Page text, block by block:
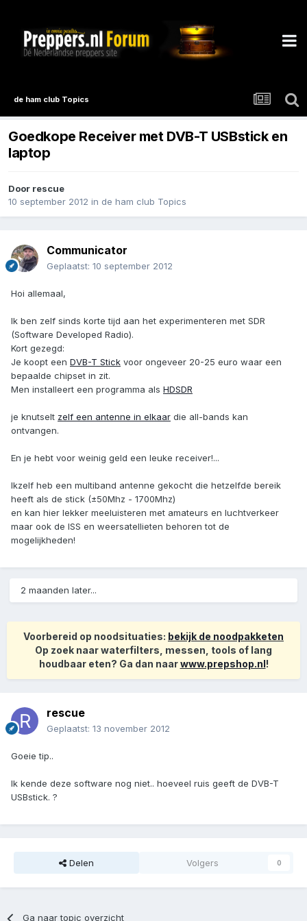
de ham club Topics
Goedkope Receiver met DVB-T USBstick en
laptop
Door rescue
10 september 2012 in de ham club Topics
Communicator
Geplaatst: 10 september 2012
Hoi allemaal,
Ik ben zelf sinds korte tijd aan het experimenteren met SDR
(Software Developed Radio).
Kort gezegd:
Je koopt een DVB-T Stick voor ongeveer 20-25 euro waar een
bepaalde chipset in zit.
Men installeert een programma als HDSDR
je knutselt zelf een antenne in elkaar die all-bands kan
ontvangen.
En je hebt voor weinig geld een leuke receiver!...
Ikzelf heb een multiband antenne gekocht die hetzelfde bereik
heeft als de stick (±50Mhz - 1700Mhz)
en kan hier lekker meeluisteren met amateurs en luchtverkeer
maar ook de ISS en weersatellieten behoren tot de
mogelijkheden!
2 maanden later...
Voorbereid op noodsituaties: bekijk de noodpakketen
Op zoek naar waterfilters, messen, tools of lang
houdbaar eten? Ga dan naarwww.prepshop.nl!
rescue
Geplaatst: 13 november 2012
Goeie tip..
Ik kende deze software nog niet.. hoeveel ruis geeft de DVB-T
USBstick. ?
Delen Volgers 0
Ga naar topic overzicht